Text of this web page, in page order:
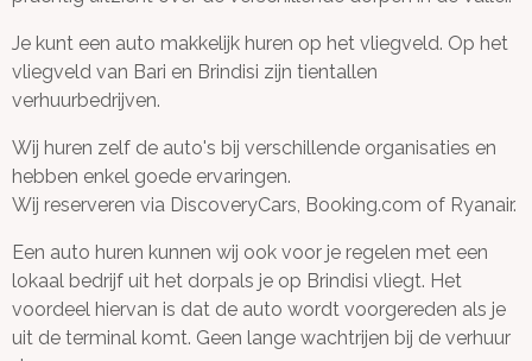
Je kunt een auto makkelijk huren op het vliegveld. Op het
vliegveld van Bari en Brindisi zijn tientallen
verhuurbedrijven.
Wij huren zelf de auto's bij verschillende organisaties en
hebben enkel goede ervaringen.
Wij reserveren via DiscoveryCars, Booking.com of Ryanair.
Een auto huren kunnen wij ook voor je regelen met een
lokaal bedrijf uit het dorpals je op Brindisi vliegt. Het
voordeel hiervan is dat de auto wordt voorgereden als je
uit de terminal komt. Geen lange wachtrijen bij de verhuur